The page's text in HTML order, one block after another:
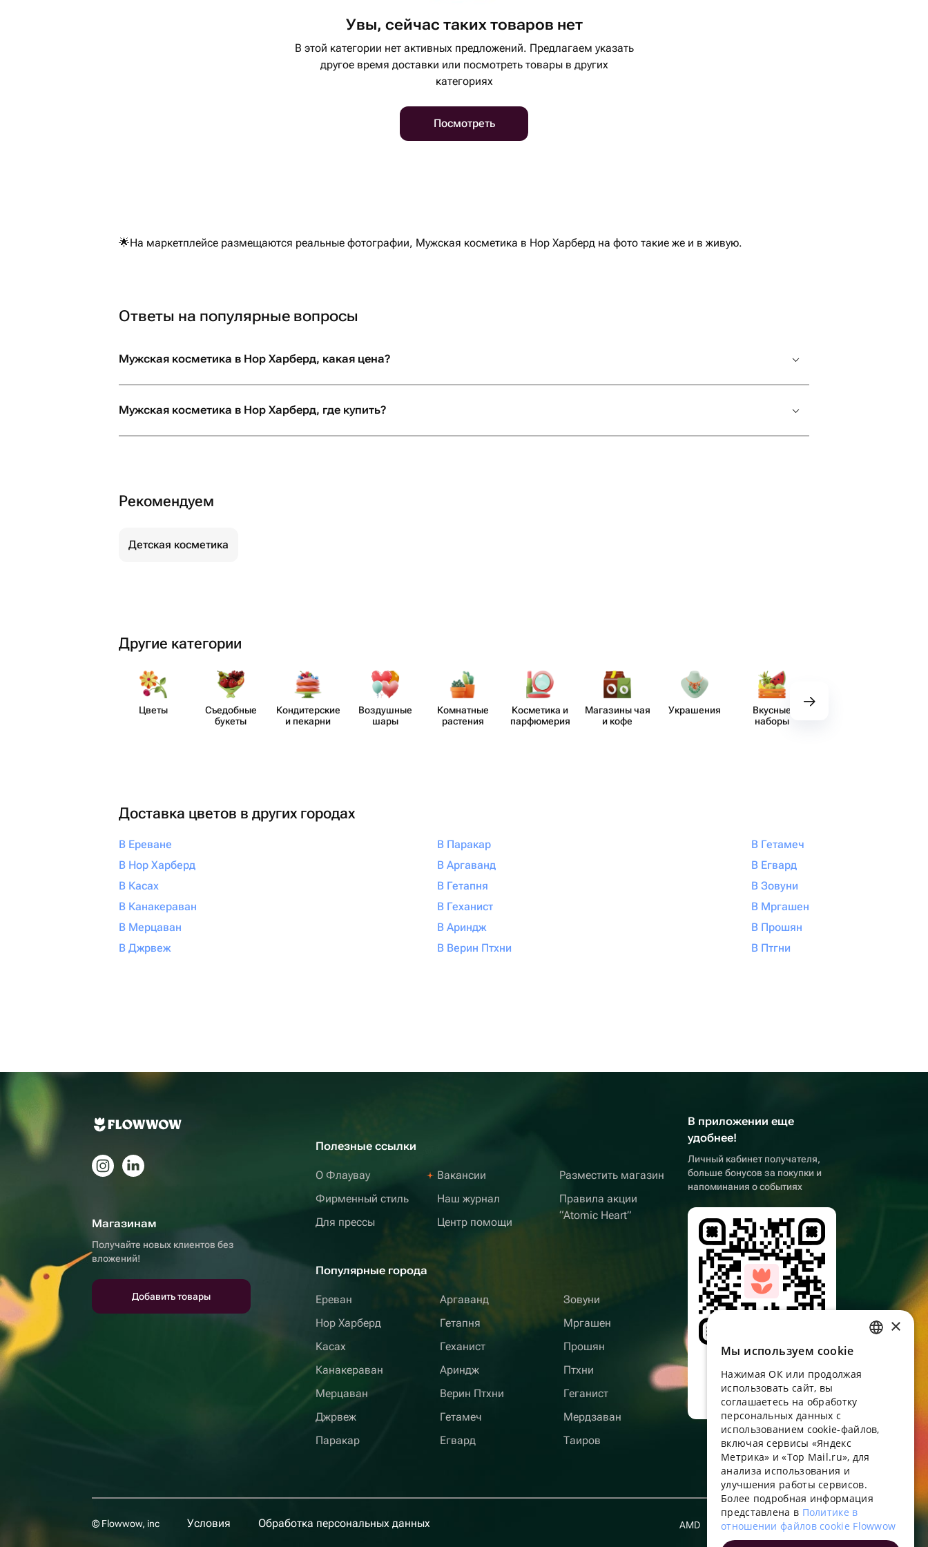
Увы, сейчас таких товаров нет
В этой категории нет активных предложений. Предлагаем указать
другое время доставки или посмотреть товары в других
категориях
Посмотреть
🌟На маркетплейсе размещаются реальные фотографии, Мужская косметика в Нор Харберд на фото такие же и в живую.
Ответы на популярные вопросы
Мужская косметика в Нор Харберд, какая цена?
Мужская косметика в Нор Харберд, где купить?
Рекомендуем
Детская косметика
Другие категории
Цветы
Съедобные
букеты
Кондит​ерские
и пекарни
Воздушные
шары
Комнатные
растения
Косметика и
парф​юмерия
Магазины чая
и кофе
Украшения
Вкусные
наборы
Доставка цветов в других городах
В Ереване
В Нор Харберд
В Касах
В Канакераван
В Мерцаван
В Джрвеж
В Паракар
В Аргаванд
В Гетапня
В Геханист
В Ариндж
В Верин Птхни
В Гетамеч
В Егвард
В Зовуни
В Мргашен
В Прошян
В Птгни
Магазинам
Получайте новых клиентов без
вложений!
Добавить товары
Полезные ссылки
О Флаувау
Фирменный стиль
Для прессы
Вакансии
Наш журнал
Центр помощи
Разместить магазин
Правила акции
“Atomic Heart”
Популярные города
Ереван
Нор Харберд
Касах
Канакераван
Мерцаван
Джрвеж
Паракар
Аргаванд
Гетапня
Геханист
Ариндж
Верин Птхни
Гетамеч
Егвард
Зовуни
Мргашен
Прошян
Птхни
Геганист
Мердзаван
Таиров
В приложении еще
удобнее!
Личный кабинет получателя,
больше бонусов за покупки и
напоминания о событиях
Наведите камеру,
приложение
© Flowwow, inc Условия Обработка персональных данных AMD Русский
ENGLISH
UKRAINIAN
PORTUGUESE
FRENCH
TURKISH
×
Мы используем сookie
Нажимая ОК или продолжая
использовать сайт, вы
соглашаетесь на обработку
персональных данных с
использованием cookie-файлов,
включая сервисы «Яндекс
Метрика» и «Top Mail.ru», для
анализа использования и
улучшения работы сервисов.
Более подробная информация
представлена в Политике в
отношении файлов cookie Flowwow